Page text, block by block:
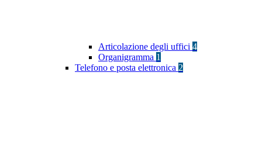
Articolazione degli uffici 4
Organigramma 1
Telefono e posta elettronica 2